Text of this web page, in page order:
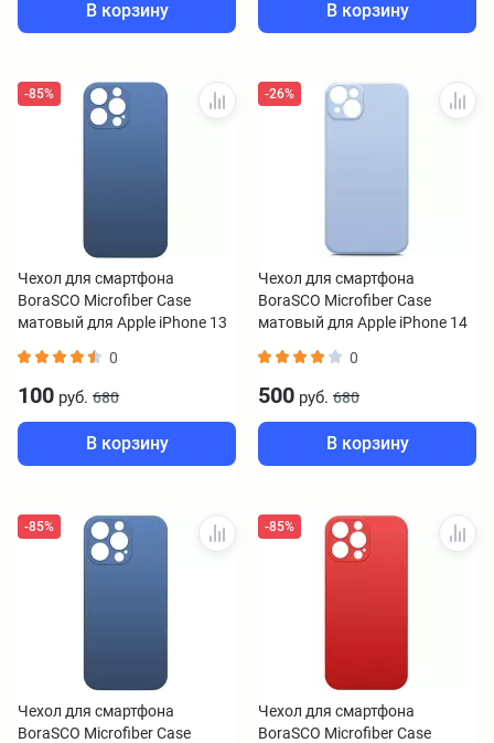
В корзину В корзину
-85%
Чехол для смартфона
BoraSCO Microfiber Case
матовый для Apple iPhone 13
0
100 руб. 680
В корзину
-26%
Чехол для смартфона
BoraSCO Microfiber Case
матовый для Apple iPhone 14
0
500 руб. 680
В корзину
-85%
Чехол для смартфона
BoraSCO Microfiber Case
-85%
Чехол для смартфона
BoraSCO Microfiber Case